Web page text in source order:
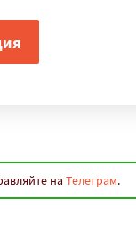
на Телеграм.